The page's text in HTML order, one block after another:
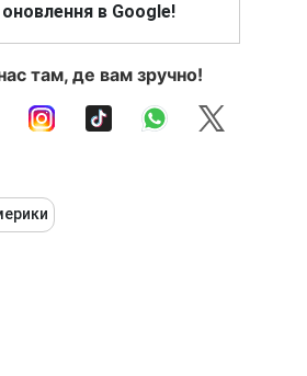
в Google!
там, де вам зручно!